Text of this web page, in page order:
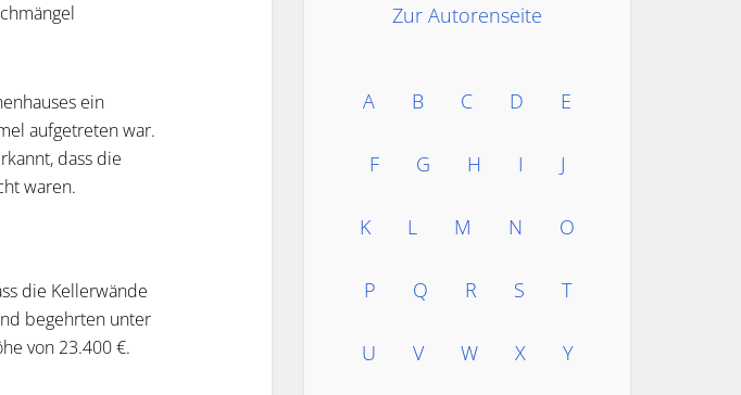
ein
aufgetreten war.
dass die
waren.
die Kellerwände
begehrten unter
von 23.400 €.
Zur Autorenseite
A B C D E
F G H I J
K L M N O
P Q R S T
U V W X Y